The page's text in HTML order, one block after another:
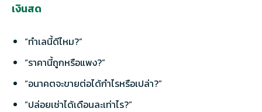
เงินสด
“ทำเลนี้ดีไหม?”
“ราคานี้ถูกหรือแพง?”
“อนาคตจะขายต่อได้กำไรหรือเปล่า?”
“ปล่อยเช่าได้เดือนละเท่าไร?”